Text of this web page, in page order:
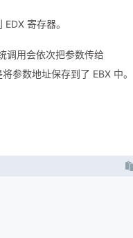
寄存器。
调用会依次把参数传给
参数地址保存到了 EBX 中。